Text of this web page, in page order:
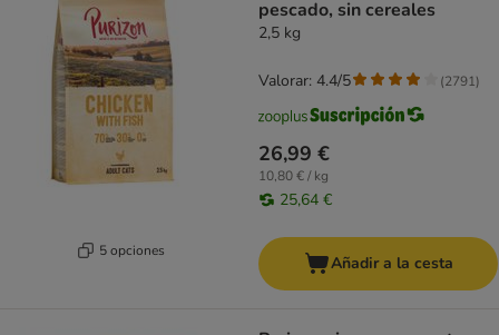
5 opciones
pescado, sin cereales
2,5 kg
26,99 €
10,80 € / kg
25,64 €
Valorar: 4.4/5 (2791)
Añadir a la cesta